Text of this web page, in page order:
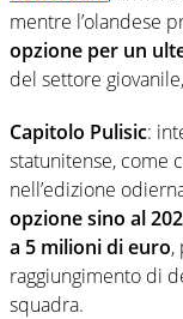
mentre l’olandese
opzione per un
del settore
Capitolo Pulisic:
statunitense, come
nell’edizione
opzione sino al
a 5 milioni di euro,
raggiungimento di
squadra.